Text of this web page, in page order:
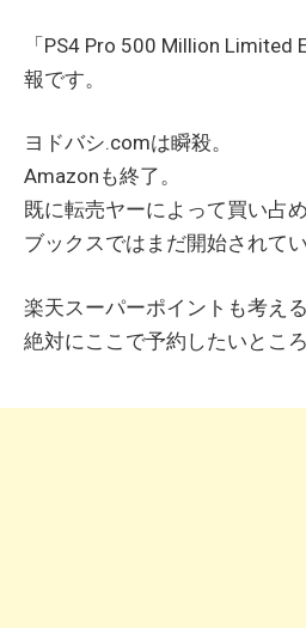
「PS4 Pro 500 Million
報です。
ヨドバシ.comは瞬殺。
Amazonも終了。
既に転売ヤーによって買い占
ブックスではまだ開始されてい
楽天スーパーポイントも考え
絶対にここで予約したいところ